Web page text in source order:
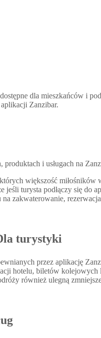
dla mieszkańców i
Zanzibar.
i usługach na
większość
jeśli turysta podłączy się
na zakwaterowanie,
turystyki
przez aplikację
hotelu, biletów kolejowych
również ulegną